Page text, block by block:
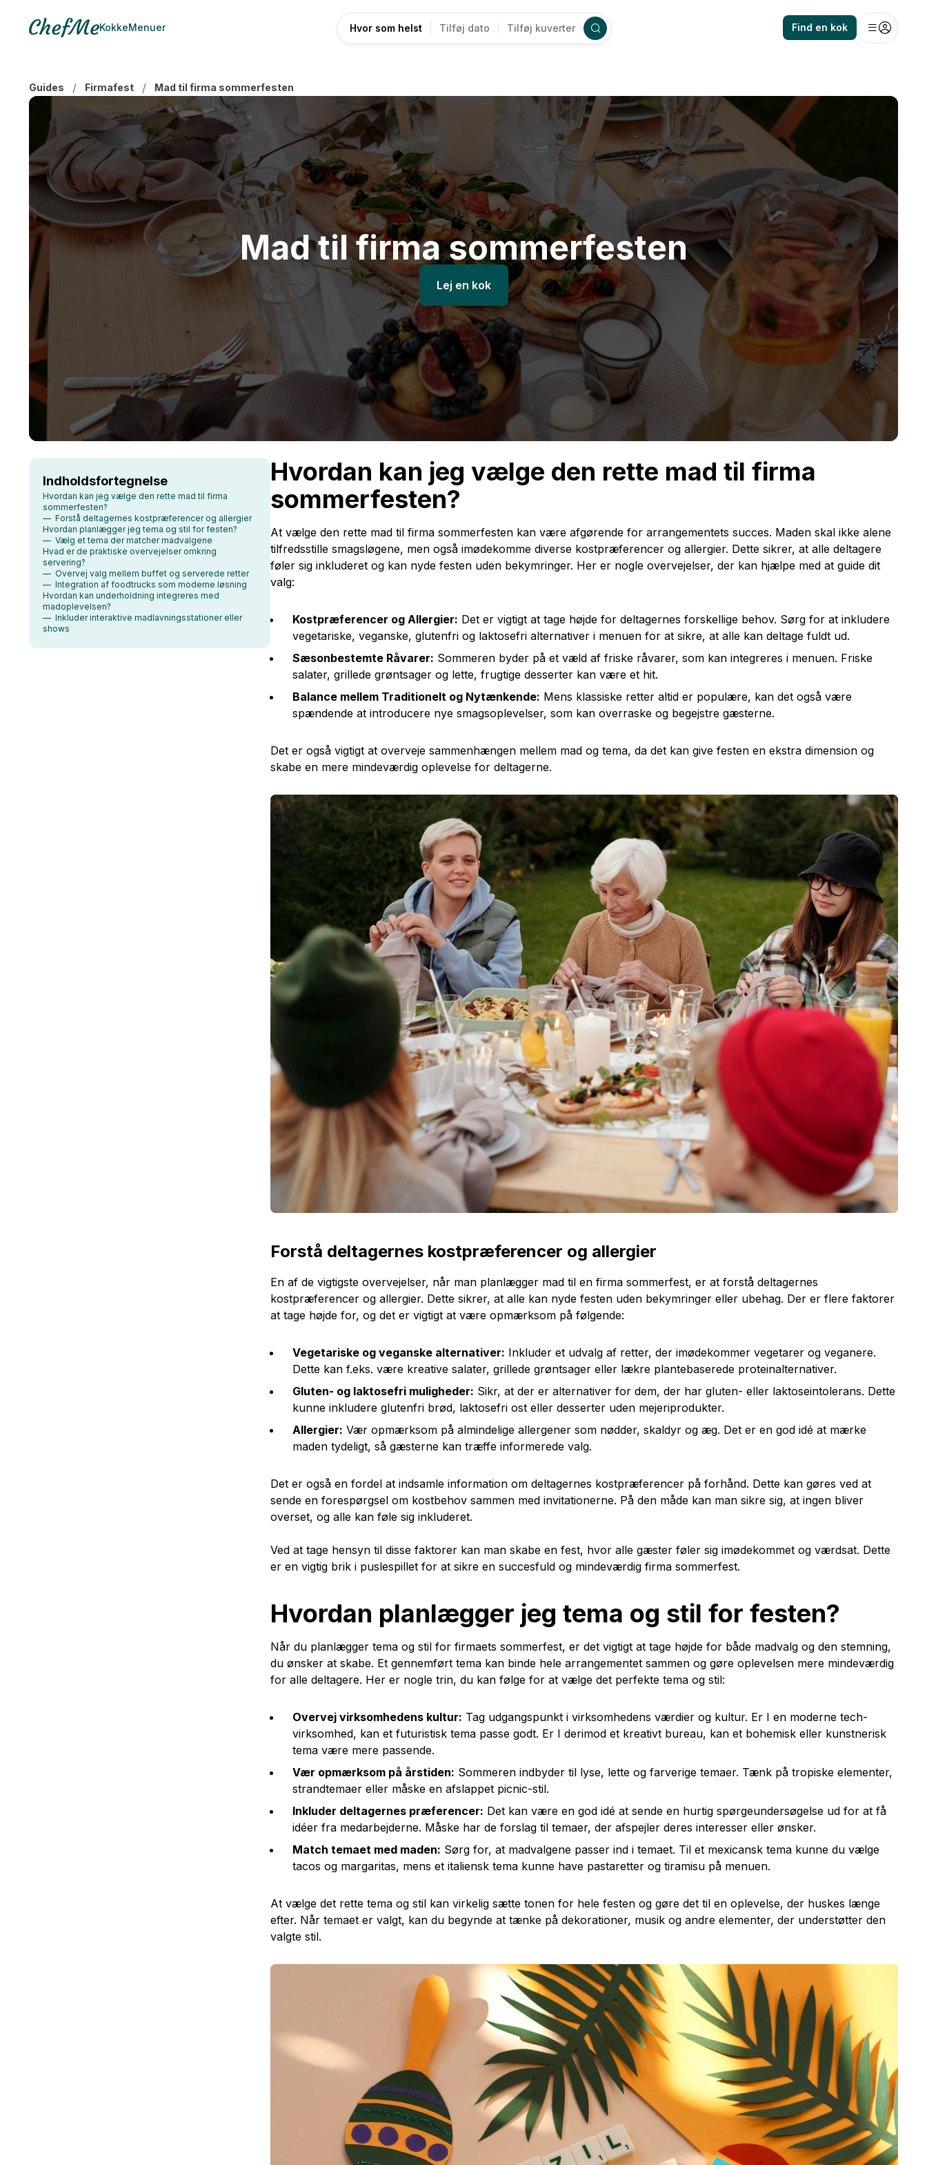
KokkeMenuer Hvor som helst Tilføj dato Tilføj kuverter Find en kok
Guides / Firmafest / Mad til firma sommerfesten
Mad til firma sommerfesten
Lej en kok
Indholdsfortegnelse
Hvordan kan jeg vælge den rette mad til firma
sommerfesten?
— Forstå deltagernes kostpræferencer og allergier
Hvordan planlægger jeg tema og stil for festen?
— Vælg et tema der matcher madvalgene
Hvad er de praktiske overvejelser omkring
servering?
— Overvej valg mellem buffet og serverede retter
— Integration af foodtrucks som moderne løsning
Hvordan kan underholdning integreres med
madoplevelsen?
— Inkluder interaktive madlavningsstationer eller
shows
Hvordan kan jeg vælge den rette mad til firma
sommerfesten?
At vælge den rette mad til firma sommerfesten kan være afgørende for arrangementets succes. Maden skal ikke alene
tilfredsstille smagsløgene, men også imødekomme diverse kostpræferencer og allergier. Dette sikrer, at alle deltagere
føler sig inkluderet og kan nyde festen uden bekymringer. Her er nogle overvejelser, der kan hjælpe med at guide dit
valg:
Kostpræferencer og Allergier: Det er vigtigt at tage højde for deltagernes forskellige behov. Sørg for at inkludere
vegetariske, veganske, glutenfri og laktosefri alternativer i menuen for at sikre, at alle kan deltage fuldt ud.
Sæsonbestemte Råvarer: Sommeren byder på et væld af friske råvarer, som kan integreres i menuen. Friske
salater, grillede grøntsager og lette, frugtige desserter kan være et hit.
Balance mellem Traditionelt og Nytænkende: Mens klassiske retter altid er populære, kan det også være
spændende at introducere nye smagsoplevelser, som kan overraske og begejstre gæsterne.
Det er også vigtigt at overveje sammenhængen mellem mad og tema, da det kan give festen en ekstra dimension og
skabe en mere mindeværdig oplevelse for deltagerne.
Forstå deltagernes kostpræferencer og allergier
En af de vigtigste overvejelser, når man planlægger mad til en firma sommerfest, er at forstå deltagernes
kostpræferencer og allergier. Dette sikrer, at alle kan nyde festen uden bekymringer eller ubehag. Der er flere faktorer
at tage højde for, og det er vigtigt at være opmærksom på følgende:
Vegetariske og veganske alternativer: Inkluder et udvalg af retter, der imødekommer vegetarer og veganere.
Dette kan f.eks. være kreative salater, grillede grøntsager eller lækre plantebaserede proteinalternativer.
Gluten- og laktosefri muligheder: Sikr, at der er alternativer for dem, der har gluten- eller laktoseintolerans. Dette
kunne inkludere glutenfri brød, laktosefri ost eller desserter uden mejeriprodukter.
Allergier: Vær opmærksom på almindelige allergener som nødder, skaldyr og æg. Det er en god idé at mærke
maden tydeligt, så gæsterne kan træffe informerede valg.
Det er også en fordel at indsamle information om deltagernes kostpræferencer på forhånd. Dette kan gøres ved at
sende en forespørgsel om kostbehov sammen med invitationerne. På den måde kan man sikre sig, at ingen bliver
overset, og alle kan føle sig inkluderet.
Ved at tage hensyn til disse faktorer kan man skabe en fest, hvor alle gæster føler sig imødekommet og værdsat. Dette
er en vigtig brik i puslespillet for at sikre en succesfuld og mindeværdig firma sommerfest.
Hvordan planlægger jeg tema og stil for festen?
Når du planlægger tema og stil for firmaets sommerfest, er det vigtigt at tage højde for både madvalg og den stemning,
du ønsker at skabe. Et gennemført tema kan binde hele arrangementet sammen og gøre oplevelsen mere mindeværdig
for alle deltagere. Her er nogle trin, du kan følge for at vælge det perfekte tema og stil:
Overvej virksomhedens kultur: Tag udgangspunkt i virksomhedens værdier og kultur. Er I en moderne tech-
virksomhed, kan et futuristisk tema passe godt. Er I derimod et kreativt bureau, kan et bohemisk eller kunstnerisk
tema være mere passende.
Vær opmærksom på årstiden: Sommeren indbyder til lyse, lette og farverige temaer. Tænk på tropiske elementer,
strandtemaer eller måske en afslappet picnic-stil.
Inkluder deltagernes præferencer: Det kan være en god idé at sende en hurtig spørgeundersøgelse ud for at få
idéer fra medarbejderne. Måske har de forslag til temaer, der afspejler deres interesser eller ønsker.
Match temaet med maden: Sørg for, at madvalgene passer ind i temaet. Til et mexicansk tema kunne du vælge
tacos og margaritas, mens et italiensk tema kunne have pastaretter og tiramisu på menuen.
At vælge det rette tema og stil kan virkelig sætte tonen for hele festen og gøre det til en oplevelse, der huskes længe
efter. Når temaet er valgt, kan du begynde at tænke på dekorationer, musik og andre elementer, der understøtter den
valgte stil.